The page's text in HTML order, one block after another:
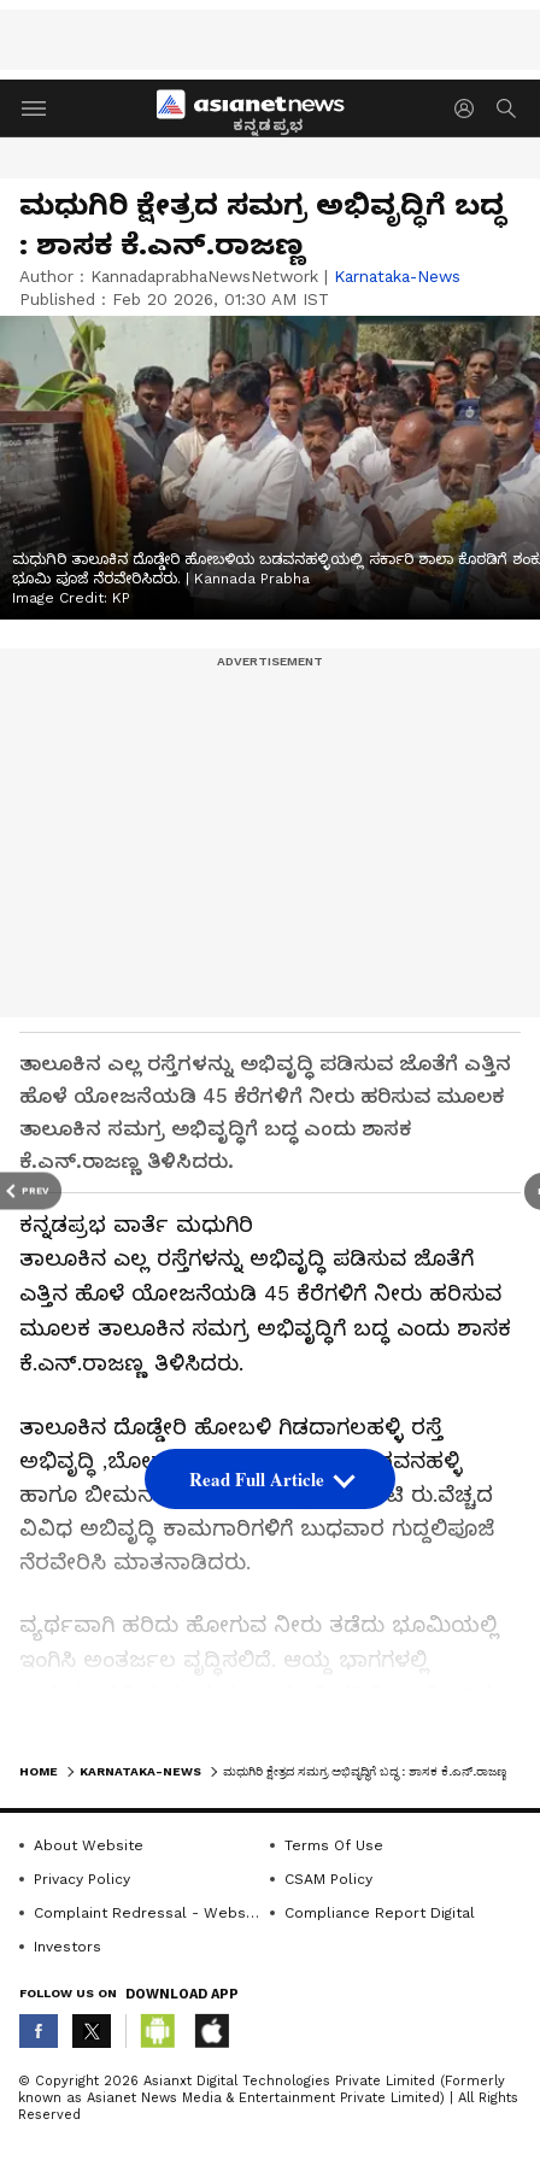
ಕನ್ನಡಪ್ರಭ
PREV
ಮಧುಗಿರಿ ಕ್ಷೇತ್ರದ ಸಮಗ್ರ ಅಭಿವೃದ್ಧಿಗೆ ಬದ್ಧ
: ಶಾಸಕ ಕೆ.ಎನ್‌.ರಾಜಣ್ಣ
Author : KannadaprabhaNewsNetwork | Karnataka-News
Published : Feb 20 2026, 01:30 AM IST
ಮಧುಗಿರಿ ತಾಲೂಕಿನ ದೊಡ್ಡೇರಿ ಹೋಬಳಿಯ ಬಡವನಹಳ್ಳಿಯಲ್ಲಿ ಸರ್ಕಾರಿ ಶಾಲಾ ಕೊಠಡಿಗೆ
ಭೂಮಿ ಪೂಜೆ ನೆರವೇರಿಸಿದರು. | Kannada Prabha
Image Credit: KP
ತಾಲೂಕಿನ ಎಲ್ಲ ರಸ್ತೆಗಳನ್ನು ಅಭಿವೃದ್ಧಿ ಪಡಿಸುವ ಜೊತೆಗೆ ಎತ್ತಿನ
ಹೊಳೆ ಯೋಜನೆಯಡಿ 45 ಕೆರೆಗಳಿಗೆ ನೀರು ಹರಿಸುವ ಮೂಲಕ
ತಾಲೂಕಿನ ಸಮಗ್ರ ಅಭಿವೃದ್ಧಿಗೆ ಬದ್ಧ ಎಂದು ಶಾಸಕ
ಕೆ.ಎನ್.ರಾಜಣ್ಣ ತಿಳಿಸಿದರು.
ಕನ್ನಡಪ್ರಭ ವಾರ್ತೆ ಮಧುಗಿರಿ
ತಾಲೂಕಿನ ಎಲ್ಲ ರಸ್ತೆಗಳನ್ನು ಅಭಿವೃದ್ಧಿ ಪಡಿಸುವ ಜೊತೆಗೆ
ಎತ್ತಿನ ಹೊಳೆ ಯೋಜನೆಯಡಿ 45 ಕೆರೆಗಳಿಗೆ ನೀರು ಹರಿಸುವ
ಮೂಲಕ ತಾಲೂಕಿನ ಸಮಗ್ರ ಅಭಿವೃದ್ಧಿಗೆ ಬದ್ಧ ಎಂದು ಶಾಸಕ
ಕೆ.ಎನ್.ರಾಜಣ್ಣ ತಿಳಿಸಿದರು.
ತಾಲೂಕಿನ ದೊಡ್ಡೇರಿ ಹೋಬಳಿ ಗಿಡದಾಗಲಹಳ್ಳಿ ರಸ್ತೆ
ಅಭಿವೃದ್ಧಿ ,ಬೋರಾಗುಂಟೆ,ಆವಿನಮಡುಗು,ಬಡವನಹಳ್ಳಿ
ಹಾಗೂ ಬೀಮನಕುಂಟೆ ಗ್ರಾಮಗಳಲ್ಲಿ 13 ಕೋಟಿ ರು.ವೆಚ್ಚದ
ವಿವಿಧ ಅಬಿವೃದ್ಧಿ ಕಾಮಗಾರಿಗಳಿಗೆ ಬುಧವಾರ ಗುದ್ದಲಿಪೂಜೆ
ನೆರವೇರಿಸಿ ಮಾತನಾಡಿದರು.
ವ್ಯರ್ಥವಾಗಿ ಹರಿದು ಹೋಗುವ ನೀರು ತಡೆದು ಭೂಮಿಯಲ್ಲಿ
ಇಂಗಿಸಿ ಅಂತರ್ಜಲ ವೃದ್ಧಿಸಲಿದೆ. ಆಯ್ದ ಭಾಗಗಳಲ್ಲಿ
ಹರಿದರೆ ರೈತರ ಬಾವಿ,ಬೋರವೆಲ್‌ಗಳಲ್ಲಿ ಅಂತರ್ಜಲ
.ದೊಡ್ಡೇರಿ ಹೋಬಳಿಯ 9 ಕೆರೆಗಳಿಗಳೆ ಎತ್ತಿನ ಹೊಳೆ ನೀರು
ಹರಿಯಲಿದೆ ಎಂದರು. .
ಗುರುತಿಸಿ ಸಂಬಂಧಪಟ್ಟ ಇಲಾಖೆಗೆ ಹಸ್ತಂತರಿಸಲಾಗಿದೆ.ಇದಕ್ಕೆ
74 .30 ಕೋಟಿ ರು.ಬಿಡುಗಡೆಯಾಗಿದ್ದು ಶೀಘ್ರ ಕಾಮಗಾರಿ
ಕೈಗೆತ್ತಿಕೊಳ್ಳಲಾಗುವುದು. ಸ್ಥಳೀಯ ಸಂಸ್ಥೆಗಳಿಗೆ ಸರ್ಕಾರ
ಚುನಾವಣೆ ನಡೆಸಲು ಮುಂದಾಗಬೇಕು ಎಂದರು.
Read Full Article
ABOUT THE AUTHOR
K KannadaprabhaNewsNetwork
HOME KARNATAKA-NEWS ಮಧುಗಿರಿ ಕ್ಷೇತ್ರದ ಸಮಗ್ರ ಅಭಿವೃದ್ಧಿಗೆ ಬದ್ಧ : ಶಾಸಕ ಕೆ.ಎನ್‌.ರಾಜಣ್ಣ
About Website
Terms Of Use
Privacy Policy
CSAM Policy
Complaint Redressal - Website
Compliance Report Digital
Investors
FOLLOW US ON DOWNLOAD APP
© Copyright 2026 Asianxt Digital Technologies Private Limited (Formerly
known as Asianet News Media & Entertainment Private Limited) | All Rights
Reserved